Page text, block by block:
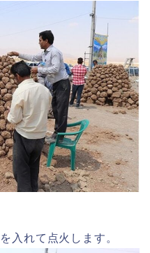
入れて点火します。